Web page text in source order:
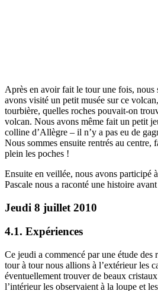
Après en avoir fait le tour une fois, nous
avons visité un petit musée sur ce
tourbière, quelles roches pouvait-on
volcan. Nous avons même fait un petit
colline d’Allègre – il n’y a pas eu de
Nous sommes ensuite rentrés au centre,
plein les poches !
Ensuite en veillée, nous avons participé
Pascale nous a raconté une histoire
Jeudi 8 juillet 2010
4.1. Expériences
Ce jeudi a commencé par une étude des
tour à tour nous allions à l’extérieur les
éventuellement trouver de beaux
l’intérieur les observaient à la loupe et